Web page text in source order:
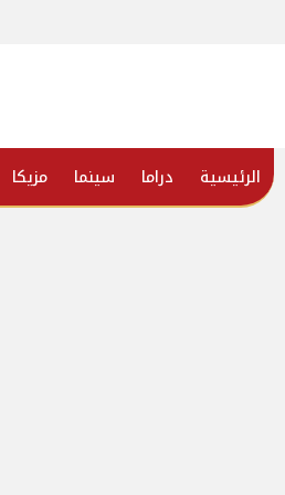
الرئيسية دراما سينما مزيكا